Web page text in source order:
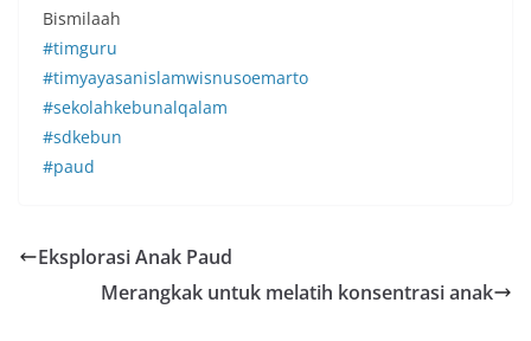
Bismilaah
#timguru
#timyayasanislamwisnusoemarto
#sekolahkebunalqalam
#sdkebun
#paud
Eksplorasi Anak Paud
Merangkak untuk melatih konsentrasi anak